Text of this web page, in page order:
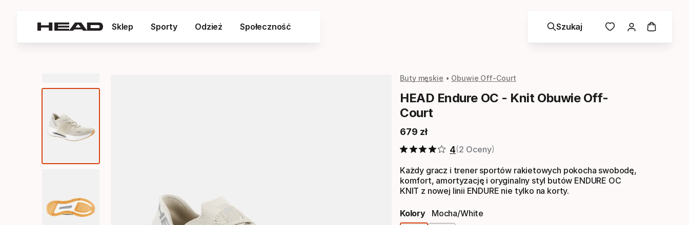
Sklep Sporty Odzież Społeczność Szukaj
Buty męskie Obuwie Off-Court
HEAD Endure OC - Knit Obuwie Off-
Court
679 zł
Cena końcowa
4 2 Oceny
Każdy gracz i trener sportów rakietowych pokocha swobodę,
komfort, amortyzację i oryginalny styl butów ENDURE OC
KNIT z nowej linii ENDURE nie tylko na korty.
Kolory Mocha/white